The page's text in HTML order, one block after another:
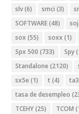
slv(6) smci (3)
SOFTWARE(48)
sox (55) soxx (1)
Spx 500 (733) Spy
Standalone (2120)
sx5e (1) t (4)
tasa de desempleo
TCEHY(25) TCOM